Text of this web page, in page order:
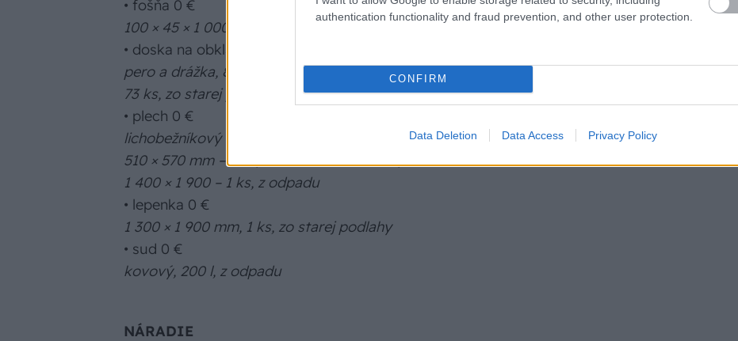
authentication functionality and fraud prevention, and other user protection.
CONFIRM
Data Deletion Data Access Privacy Policy
• fošňa 0 €
100 × 45 × 1 000 mm, 6 ks, zo starej podlahy
• doska na obklad 0 €
pero a drážka, 80 × 20 × 2 200 mm,
73 ks, zo starej podlahy
• plech 0 €
lichobežníkový (trapézový) profil,
510 × 570 mm – 2 ks, 900 × 570 mm – 2 ks,
1 400 × 1 900 – 1 ks, z odpadu
• lepenka 0 €
1 300 × 1 900 mm, 1 ks, zo starej podlahy
• sud 0 €
kovový, 200 l, z odpadu
NÁRADIE